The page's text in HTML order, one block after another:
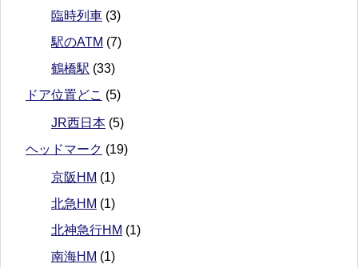
臨時列車 (3)
駅のATM (7)
鶴橋駅 (33)
ドア位置どこ (5)
JR西日本 (5)
ヘッドマーク (19)
京阪HM (1)
北急HM (1)
北神急行HM (1)
南海HM (1)